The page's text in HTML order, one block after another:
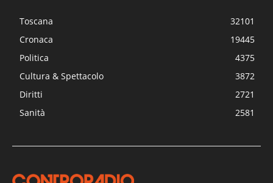
Toscana
32101
Cronaca
19445
Politica
4375
Cultura & Spettacolo
3872
Diritti
2721
Sanità
2581